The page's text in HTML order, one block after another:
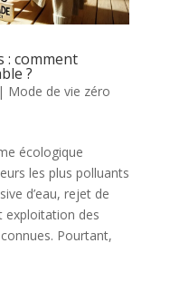
: comment
?
| Mode de vie zéro
écologique
les plus polluants
d’eau, rejet de
exploitation des
Pourtant,